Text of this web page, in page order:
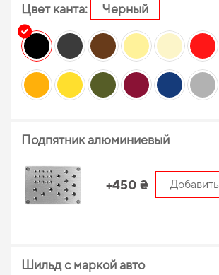
Цвет канта: Черный
Подпятник алюминиевый
+450 ₴ Добавить
Шильд с маркой авто